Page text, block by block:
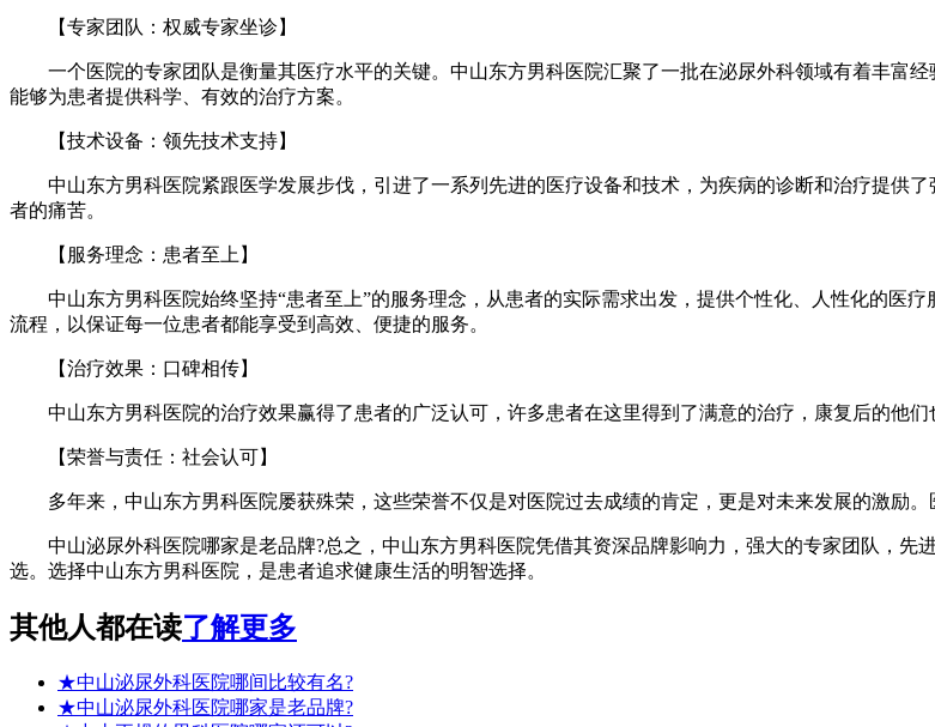
【专家团队：权威专家坐诊】
一个医院的专家团队是衡量其医疗水平的关键。中山东方男科医院汇聚了一批在泌尿外科领域有着丰富经
能够为患者提供科学、有效的治疗方案。
【技术设备：领先技术支持】
中山东方男科医院紧跟医学发展步伐，引进了一系列先进的医疗设备和技术，为疾病的诊断和治疗提供
者的痛苦。
【服务理念：患者至上】
中山东方男科医院始终坚持“患者至上”的服务理念，从患者的实际需求出发，提供个性化、人性化的医
流程，以保证每一位患者都能享受到高效、便捷的服务。
【治疗效果：口碑相传】
中山东方男科医院的治疗效果赢得了患者的广泛认可，许多患者在这里得到了满意的治疗，康复后的他们
【荣誉与责任：社会认可】
多年来，中山东方男科医院屡获殊荣，这些荣誉不仅是对医院过去成绩的肯定，更是对未来发展的激励。
中山泌尿外科医院哪家是老品牌?总之，中山东方男科医院凭借其资深品牌影响力，强大的专家团队，先
选。选择中山东方男科医院，是患者追求健康生活的明智选择。
其他人都在读了解更多
★中山泌尿外科医院哪间比较有名?
★中山泌尿外科医院哪家是老品牌?